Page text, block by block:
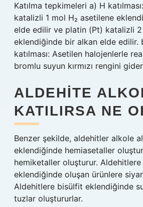
Katılma tepkimeleri a) H
katalizli 1 mol H₂ asetilene
elde edilir ve platin (Pt) katalizli
eklendiğinde bir alkan elde edilir.
katılması: Asetilen halojenlerle
bromlu suyun kırmızı rengini
ALDEHITE
KATILIRSA NE
Benzer şekilde, aldehitler alkole
eklendiğinde hemiasetaller
hemiketaller oluşturur.
eklendiğinde oluşan ürünlere
Aldehitlere bisülfit eklendiğinde
tuzlar oluştururlar.